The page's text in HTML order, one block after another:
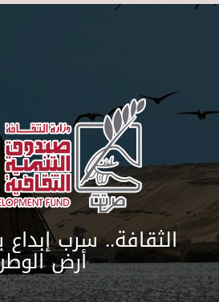
الثقافة.. سرب
أرض